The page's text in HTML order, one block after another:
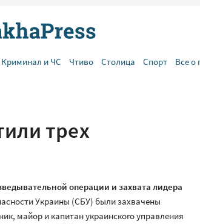
Криминал и ЧС Чтиво Столица Спорт Все о
трех
операции и захвата лидера
Украины (СБУ) были захвачены
майор и капитан украинского управления